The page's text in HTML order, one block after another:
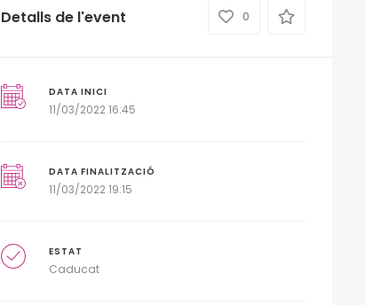
Detalls de l'event 0
DATA INICI
11/03/2022 16:45
DATA FINALITZACIÓ
11/03/2022 19:15
ESTAT
Caducat